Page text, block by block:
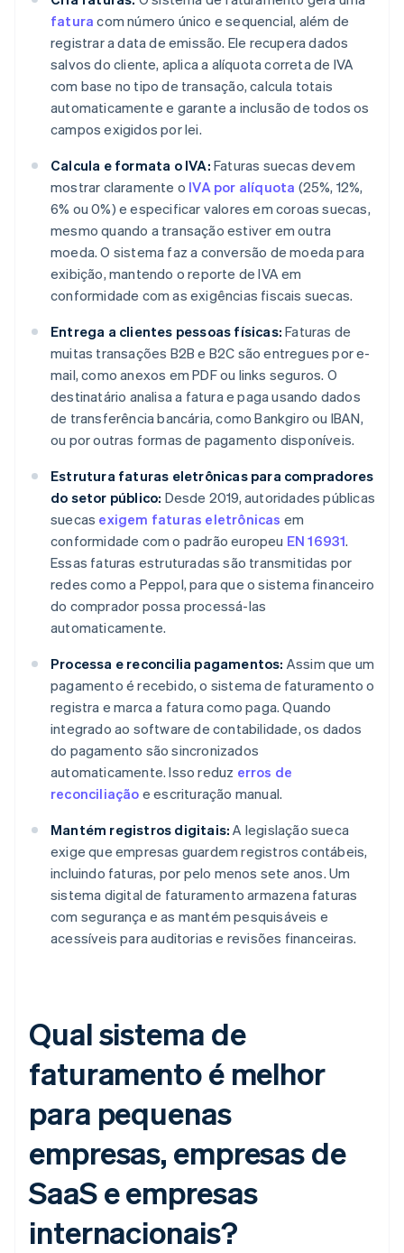
fatura com número único e sequencial, além de
registrar a data de emissão. Ele recupera dados
salvos do cliente, aplica a alíquota correta de IVA
com base no tipo de transação, calcula totais
automaticamente e garante a inclusão de todos os
campos exigidos por lei.
Calcula e formata o IVA: Faturas suecas devem
mostrar claramente o IVA por alíquota (25%, 12%,
6% ou 0%) e especificar valores em coroas suecas,
mesmo quando a transação estiver em outra
moeda. O sistema faz a conversão de moeda para
exibição, mantendo o reporte de IVA em
conformidade com as exigências fiscais suecas.
Entrega a clientes pessoas físicas: Faturas de
muitas transações B2B e B2C são entregues por e-
mail, como anexos em PDF ou links seguros. O
destinatário analisa a fatura e paga usando dados
de transferência bancária, como Bankgiro ou IBAN,
ou por outras formas de pagamento disponíveis.
Estrutura faturas eletrônicas para compradores
do setor público: Desde 2019, autoridades públicas
suecas exigem faturas eletrônicas em
conformidade com o padrão europeu EN 16931.
Essas faturas estruturadas são transmitidas por
redes como a Peppol, para que o sistema financeiro
do comprador possa processá-las
automaticamente.
Processa e reconcilia pagamentos: Assim que um
pagamento é recebido, o sistema de faturamento o
registra e marca a fatura como paga. Quando
integrado ao software de contabilidade, os dados
do pagamento são sincronizados
automaticamente. Isso reduz erros de
reconciliação e escrituração manual.
Mantém registros digitais: A legislação sueca
exige que empresas guardem registros contábeis,
incluindo faturas, por pelo menos sete anos. Um
sistema digital de faturamento armazena faturas
com segurança e as mantém pesquisáveis e
acessíveis para auditorias e revisões financeiras.
Qual sistema de
faturamento é melhor
para pequenas
empresas, empresas de
SaaS e empresas
internacionais?